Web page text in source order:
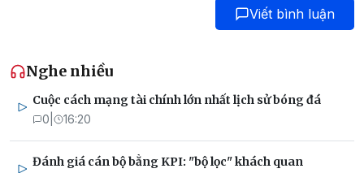
Viết bình luận
Nghe nhiều
Cuộc cách mạng tài chính lớn nhất lịch sử bóng đá
0 16:20
Đánh giá cán bộ bằng KPI: "bộ lọc" khách quan